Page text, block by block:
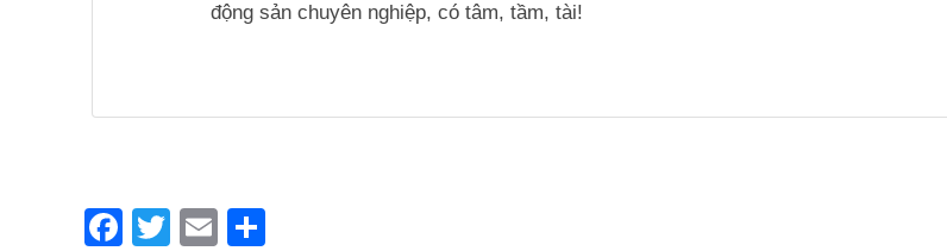
động sản chuyên nghiệp, có tâm, tầm, tài!
Facebook
TwitterEmail